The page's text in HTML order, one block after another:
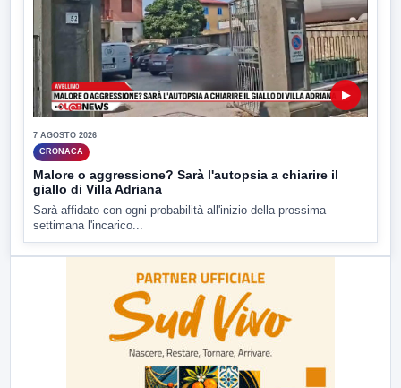
▶
7 AGOSTO 2026
CRONACA
Malore o aggressione? Sarà l'autopsia a chiarire il
giallo di Villa Adriana
Sarà affidato con ogni probabilità all'inizio della prossima
settimana l'incarico...